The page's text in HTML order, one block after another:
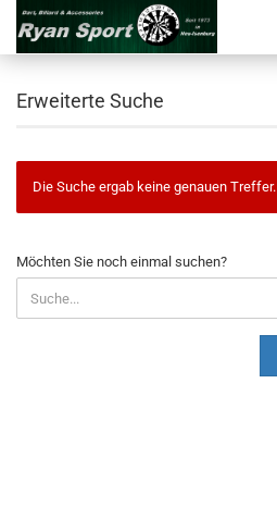
Erweiterte Suche
Die Suche ergab keine genauen Treffer.
MÖCHTEN
SIE
NOCH
EINMAL
Möchten Sie noch einmal suchen?